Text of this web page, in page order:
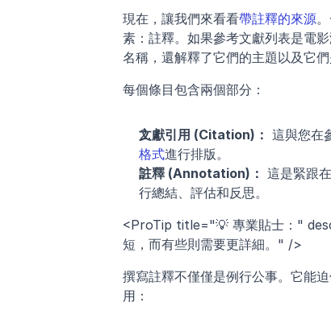
現在，讓我們來看看帶註釋的來源
素：註釋。如果參考文獻列表是電
名稱，還解釋了它們的主題以及它們
每個條目包含兩個部分：
文獻引用 (Citation)： 這與您在
格式進行排版。
註釋 (Annotation)： 這是緊跟
行總結、評估和反思。
<ProTip title="💡 專業貼士："
短，而有些則需要更詳細。" />
撰寫註釋不僅僅是例行公事。它能
用：